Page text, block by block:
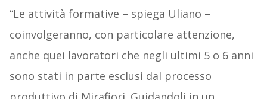
“Le attività formative – spiega Uliano –
coinvolgeranno, con particolare attenzione,
anche quei lavoratori che negli ultimi 5 o 6 anni
sono stati in parte esclusi dal processo